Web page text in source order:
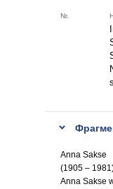
Nr.
Anna Sakse
(1905 –
Anna Sakse